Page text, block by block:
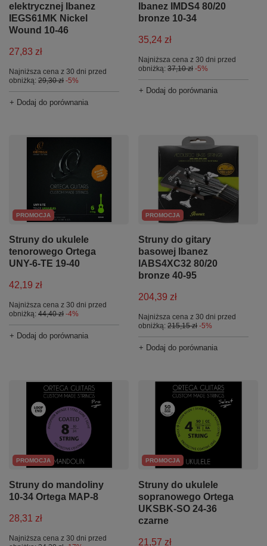
elektrycznej Ibanez
IEGS61MK Nickel
Wound 10-46
27,83 zł
Najniższa cena z 30 dni przed
obniżką: 29,30 zł -5%
+ Dodaj do porównania
Ibanez IMDS4 80/20
bronze 10-34
35,24 zł
Najniższa cena z 30 dni przed
obniżką: 37,10 zł -5%
+ Dodaj do porównania
PROMOCJA
Struny do ukulele
tenorowego Ortega
UNY-6-TE 19-40
42,19 zł
Najniższa cena z 30 dni przed
obniżką: 44,40 zł -4%
+ Dodaj do porównania
PROMOCJA
Struny do gitary
basowej Ibanez
IABS4XC32 80/20
bronze 40-95
204,39 zł
Najniższa cena z 30 dni przed
obniżką: 215,15 zł -5%
+ Dodaj do porównania
PROMOCJA
Struny do mandoliny
10-34 Ortega MAP-8
28,31 zł
Najniższa cena z 30 dni przed
PROMOCJA
Struny do ukulele
sopranowego Ortega
UKSBK-SO 24-36
czarne
21,57 zł